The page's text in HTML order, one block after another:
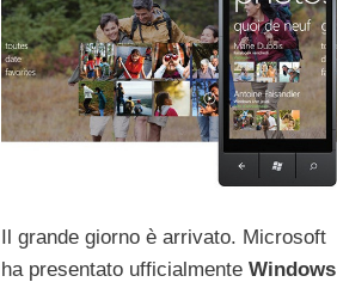
Il grande giorno è arrivato. Microsoft
ha presentato ufficialmente Windows